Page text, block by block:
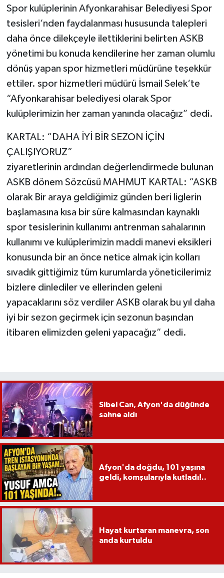
Spor kulüplerinin Afyonkarahisar Belediyesi Spor
tesisleri‘nden faydalanması hususunda talepleri
daha önce dilekçeyle ilettiklerini belirten ASKB
yönetimi bu konuda kendilerine her zaman olumlu
dönüş yapan spor hizmetleri müdürüne teşekkür
ettiler. spor hizmetleri müdürü İsmail Selek‘te
“Afyonkarahisar belediyesi olarak Spor
kulüplerimizin her zaman yanında olacağız” dedi.
KARTAL: “DAHA İYİ BİR SEZON İÇİN
ÇALIŞIYORUZ”
ziyaretlerinin ardından değerlendirmede bulunan
ASKB dönem Sözcüsü MAHMUT KARTAL: “ASKB
olarak Bir araya geldiğimiz günden beri liglerin
başlamasına kısa bir süre kalmasından kaynaklı
spor tesislerinin kullanımı antrenman sahalarının
kullanımı ve kulüplerimizin maddi manevi eksikleri
konusunda bir an önce netice almak için kolları
sıvadık gittiğimiz tüm kurumlarda yöneticilerimiz
bizlere dinlediler ve ellerinden geleni
yapacaklarını söz verdiler ASKB olarak bu yıl daha
iyi bir sezon geçirmek için sezonun başından
itibaren elimizden geleni yapacağız” dedi.
Sibel Can, Afyon'da düğünde
sahne aldı
Afyon'da doğdu, 101 yaşına
geldi, komşularıyla kutladı!..
Hayat kurtaran manevra, son
anda kurtuldu